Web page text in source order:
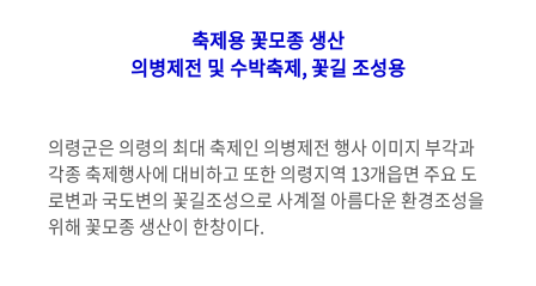
축제용 꽃모종 생산
의병제전 및 수박축제, 꽃길 조성용
의령군은 의령의 최대 축제인 의병제전 행사 이미지 부각과
각종 축제행사에 대비하고 또한 의령지역 13개읍면 주요 도
로변과 국도변의 꽃길조성으로 사계절 아름다운 환경조성을
위해 꽃모종 생산이 한창이다.